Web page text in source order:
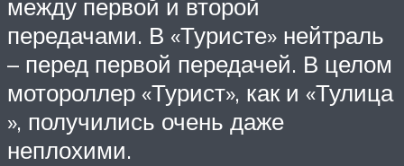
между первой и второй
передачами. В «Туристе» нейтраль
– перед первой передачей. В целом
мотороллер «Турист», как и «Тулица
», получились очень даже
неплохими.